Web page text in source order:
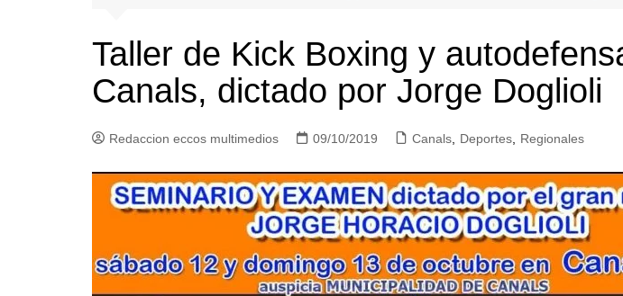
Taller de Kick Boxing y
Canals, dictado por Jorge Doglioli
Redaccion eccos multimedios 09/10/2019 Canals Deportes Regionales